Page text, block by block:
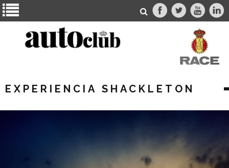
EXPERIENCIA SHACKLETON